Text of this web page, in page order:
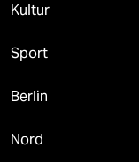
Kultur
Sport
Berlin
Nord